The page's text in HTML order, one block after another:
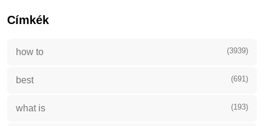
Címkék
how to (3939)
best (691)
what is (193)